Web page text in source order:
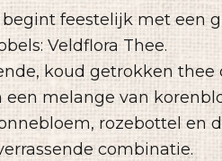
feestelijk met een
Veldflora Thee.
koud getrokken thee
een melange van
rozebottel en
combinatie.